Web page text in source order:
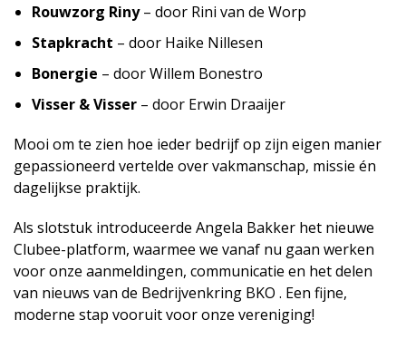
Rouwzorg Riny– door Rini van de Worp
Stapkracht – door Haike Nillesen
Bonergie – door Willem Bonestro
Visser & Visser – door Erwin Draaijer
Mooi om te zien hoe ieder bedrijf op zijn eigen manier
gepassioneerd vertelde over vakmanschap, missie én
dagelijkse praktijk.
Als slotstuk introduceerde Angela Bakker het nieuwe
Clubee-platform, waarmee we vanaf nu gaan werken
voor onze aanmeldingen, communicatie en het delen
van nieuws van de Bedrijvenkring BKO . Een fijne,
moderne stap vooruit voor onze vereniging!